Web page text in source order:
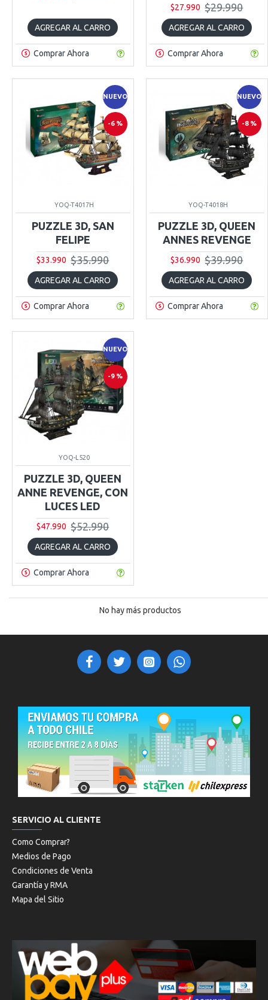
AGREGAR AL CARRO
Comprar Ahora
$27.990 $29.990
AGREGAR AL CARRO
Comprar Ahora
NUEVO
-6 %
YOQ-T4017H
PUZZLE 3D, SAN
FELIPE
$33.990 $35.990
AGREGAR AL CARRO
Comprar Ahora
NUEVO
-8 %
YOQ-T4018H
PUZZLE 3D, QUEEN
ANNES REVENGE
$36.990 $39.990
AGREGAR AL CARRO
Comprar Ahora
NUEVO
-9 %
YOQ-L520
PUZZLE 3D, QUEEN
ANNE REVENGE, CON
LUCES LED
$47.990 $52.990
AGREGAR AL CARRO
Comprar Ahora
No hay más productos
SERVICIO AL CLIENTE
Como Comprar?
Medios de Pago
Condiciones de Venta
Garantía y RMA
Mapa del Sitio